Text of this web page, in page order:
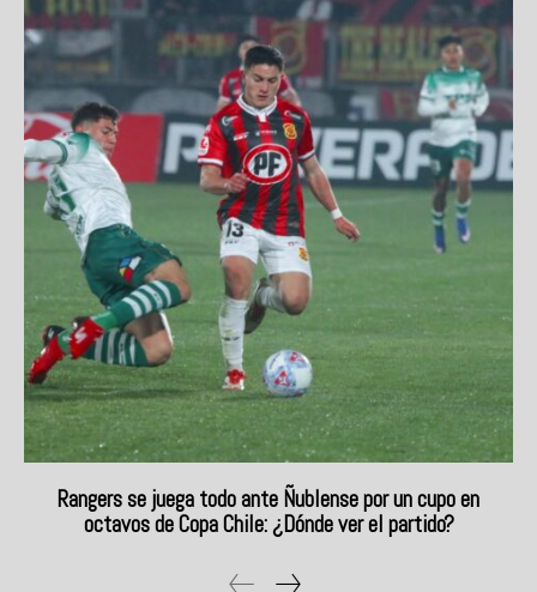
Rangers se juega todo ante Ñublense por un cupo en
octavos de Copa Chile: ¿Dónde ver el partido?